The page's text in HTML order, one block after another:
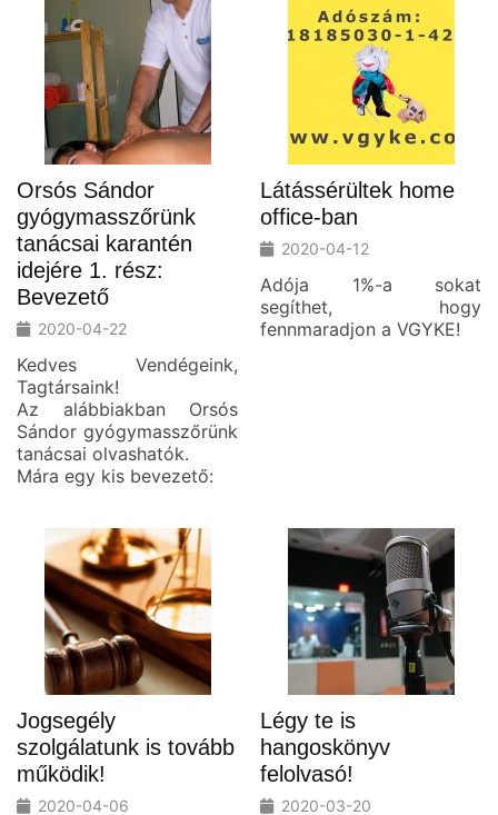
Orsós Sándor
gyógymasszőrünk
tanácsai karantén
idejére 1. rész:
Bevezető
2020-04-22
Kedves Vendégeink,
Tagtársaink!
Az alábbiakban Orsós
Sándor gyógymasszőrünk
tanácsai olvashatók.
Mára egy kis bevezető:
Látássérültek home
office-ban
2020-04-12
Adója 1%-a sokat
segíthet, hogy
fennmaradjon a VGYKE!
Jogsegély
szolgálatunk is tovább
működik!
2020-04-06
Légy te is
hangoskönyv
felolvasó!
2020-03-20